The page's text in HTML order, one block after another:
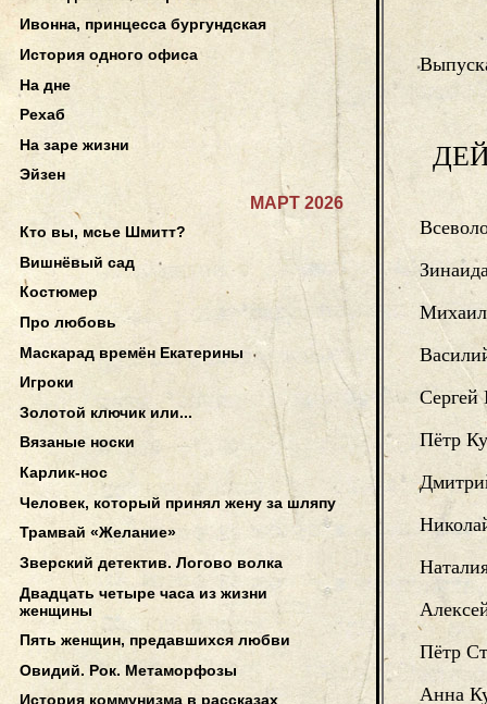
Сергей
Пётр
Пётр
Анна
Ивонна, принцесса бургундская
История одного офиса
На дне
Рехаб
На заре жизни
Эйзен
МАРТ 2026
Кто вы, мсье Шмитт?
Вишнёвый сад
Костюмер
Про любовь
Маскарад времён Екатерины
Игроки
Золотой ключик или...
Вязаные носки
Карлик-нос
Человек, который принял жену за шляпу
Трамвай «Желание»
Зверский детектив. Логово волка
Двадцать четыре часа из жизни
женщины
Пять женщин, предавшихся любви
Овидий. Рок. Метаморфозы
История коммунизма в рассказах